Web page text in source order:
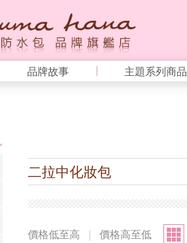
品牌故事 主題系列商品
二拉中化妝包
價格低至高 | 價格高至低